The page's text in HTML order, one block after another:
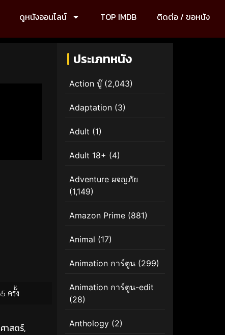
ดูหนังออนไลน์ TOP IMDB ติดต่อ / ขอหนัง
ครั้ง
าสตร์,
ประเภทหนัง
Action บู๊(2,043)
Adaptation (3)
Adult (1)
Adult 18+ (4)
Adventure ผจญภัย
(1,149)
Amazon Prime (881)
Animal (17)
Animation การ์ตูน (299)
Animation การ์ตูน-edit
(28)
Anthology (2)